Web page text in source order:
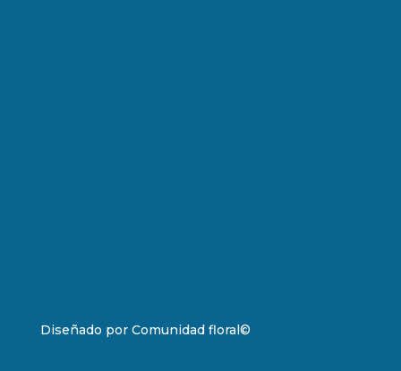
Diseñado por Comunidad floral©